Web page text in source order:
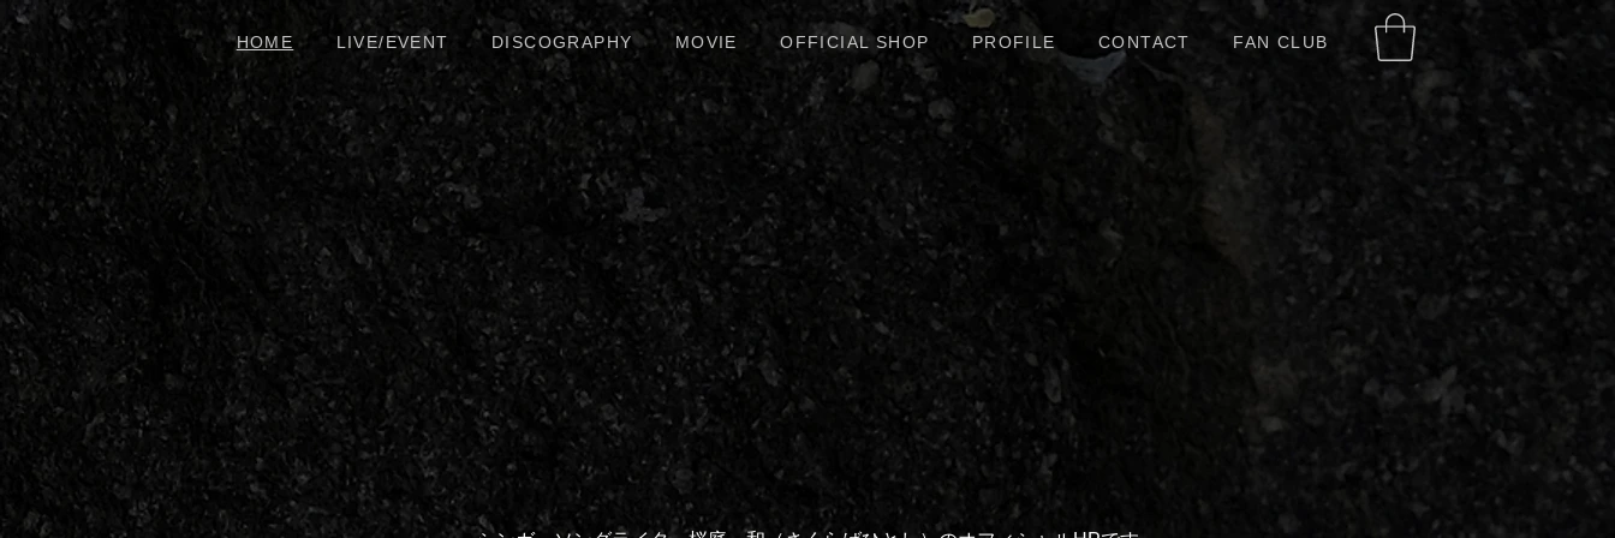
HOME LIVE/EVENT DISCOGRAPHY MOVIE OFFICIAL SHOP PROFILE CONTACT FAN CLUB
桜 庭和
HITOSHI SAKURABA